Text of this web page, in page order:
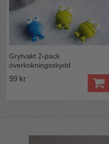
Grytvakt 2-pack
överkokningsskydd
99 kr